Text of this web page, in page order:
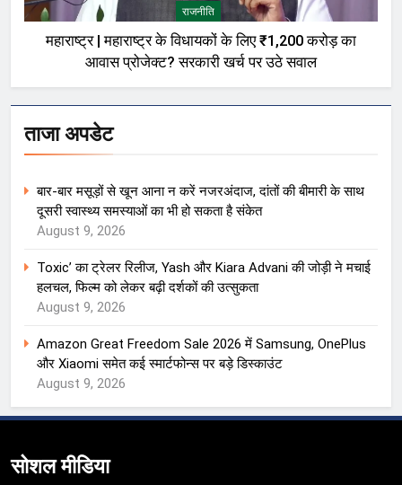
राजनीति
महाराष्ट्र | महाराष्ट्र के विधायकों के लिए ₹1,200 करोड़ का
आवास प्रोजेक्ट? सरकारी खर्च पर उठे सवाल
ताजा अपडेट
बार-बार मसूड़ों से खून आना न करें नजरअंदाज, दांतों की बीमारी के साथ
दूसरी स्वास्थ्य समस्याओं का भी हो सकता है संकेत
August 9, 2026
Toxic’ का ट्रेलर रिलीज, Yash और Kiara Advani की जोड़ी ने मचाई
हलचल, फिल्म को लेकर बढ़ी दर्शकों की उत्सुकता
August 9, 2026
Amazon Great Freedom Sale 2026 में Samsung, OnePlus
और Xiaomi समेत कई स्मार्टफोन्स पर बड़े डिस्काउंट
August 9, 2026
सोशल मीडिया